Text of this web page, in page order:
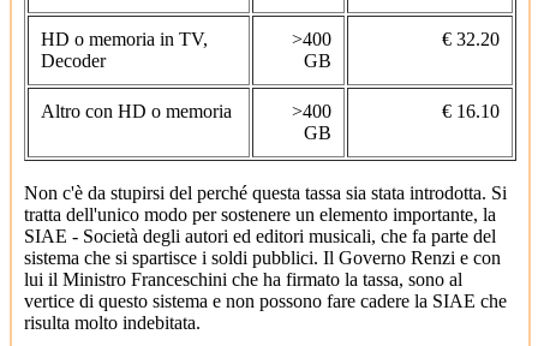
HD o memoria in TV,
Decoder
>400
GB
€ 32.20
Altro con HD o memoria
>400
GB
€ 16.10
Non c'è da stupirsi del perché questa tassa sia stata introdotta. Si
tratta dell'unico modo per sostenere un elemento importante, la
SIAE - Società degli autori ed editori musicali, che fa parte del
sistema che si spartisce i soldi pubblici. Il Governo Renzi e con
lui il Ministro Franceschini che ha firmato la tassa, sono al
vertice di questo sistema e non possono fare cadere la SIAE che
risulta molto indebitata.